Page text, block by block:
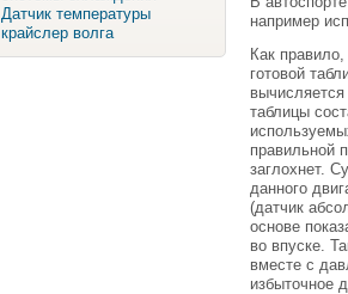
Датчик температуры
крайслер волга
например
Как
готовой
таблицы
правильной
заглохнет.
данного
(датчик
основе
во впуске.
вместе с
избыточное